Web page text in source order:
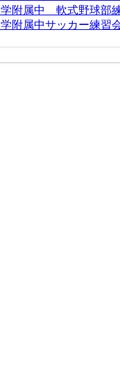
学附属中 軟式野球部
附属中サッカー練習